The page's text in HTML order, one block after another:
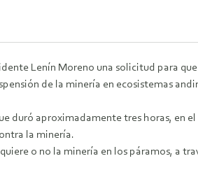
Lenín Moreno una solicitud para
de la minería en ecosistemas
duró aproximadamente tres horas, en el
la minería.
o no la minería en los páramos, a